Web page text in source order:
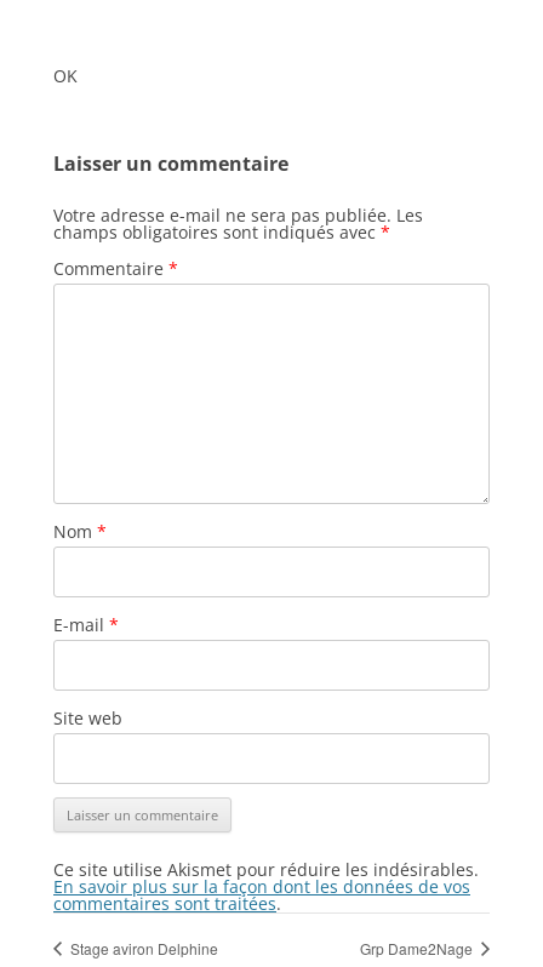
OK
Laisser un commentaire
Votre adresse e-mail ne sera pas publiée. Les
champs obligatoires sont indiqués avec *
Commentaire *
Nom *
E-mail *
Site web
Ce site utilise Akismet pour réduire les indésirables.
En savoir plus sur la façon dont les données de vos
commentaires sont traitées.
Stage aviron Delphine Grp Dame2Nage